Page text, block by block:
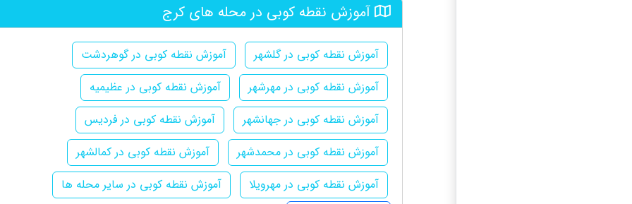
آموزش نقطه کوبی در محله های کرج
آموزش نقطه کوبی در گلشهر
آموزش نقطه کوبی در گوهردشت
آموزش نقطه کوبی در مهرشهر
آموزش نقطه کوبی در عظیمیه
آموزش نقطه کوبی در جهانشهر
آموزش نقطه کوبی در فردیس
آموزش نقطه کوبی در محمدشهر
آموزش نقطه کوبی در کمالشهر
آموزش نقطه کوبی در مهرویلا
آموزش نقطه کوبی در سایر محله ها